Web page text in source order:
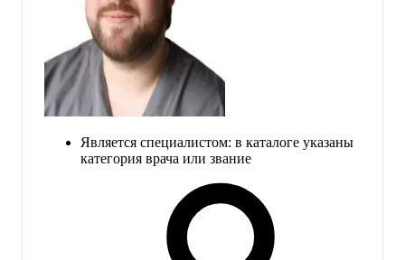
Является специалистом: в каталоге указаны
категория врача или звание